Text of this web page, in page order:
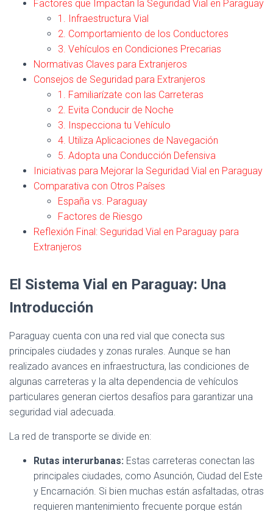
Factores que Impactan la Seguridad Vial en Paraguay
1. Infraestructura Vial
2. Comportamiento de los Conductores
3. Vehículos en Condiciones Precarias
Normativas Claves para Extranjeros
Consejos de Seguridad para Extranjeros
1. Familiarízate con las Carreteras
2. Evita Conducir de Noche
3. Inspecciona tu Vehículo
4. Utiliza Aplicaciones de Navegación
5. Adopta una Conducción Defensiva
Iniciativas para Mejorar la Seguridad Vial en Paraguay
Comparativa con Otros Países
España vs. Paraguay
Factores de Riesgo
Reflexión Final: Seguridad Vial en Paraguay para
Extranjeros
El Sistema Vial en Paraguay: Una
Introducción
Paraguay cuenta con una red vial que conecta sus
principales ciudades y zonas rurales. Aunque se han
realizado avances en infraestructura, las condiciones de
algunas carreteras y la alta dependencia de vehículos
particulares generan ciertos desafíos para garantizar una
seguridad vial adecuada.
La red de transporte se divide en:
Rutas interurbanas: Estas carreteras conectan las
principales ciudades, como Asunción, Ciudad del Este
y Encarnación. Si bien muchas están asfaltadas, otras
requieren mantenimiento frecuente porque están